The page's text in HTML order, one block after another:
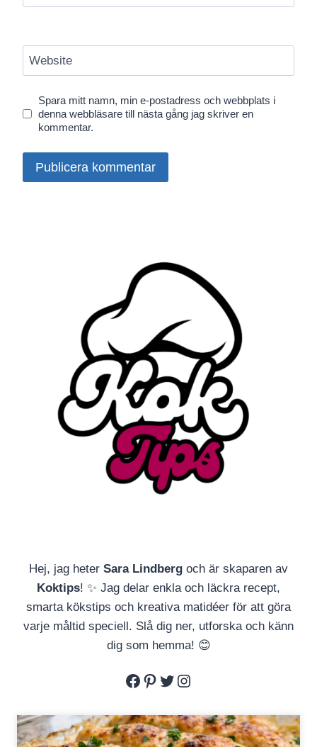
Website
Spara mitt namn, min e-postadress och webbplats i
denna webbläsare till nästa gång jag skriver en
kommentar.
Hej, jag heter Sara Lindberg och är skaparen av
Koktips! ✨ Jag delar enkla och läckra recept,
smarta kökstips och kreativa matidéer för att göra
varje måltid speciell. Slå dig ner, utforska och känn
dig som hemma! 😊
Facebook
Pinterest
Twitter
Instagram